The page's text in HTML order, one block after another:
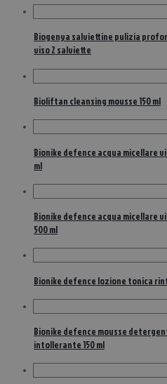
Biogenya salviettine pulizia
viso 2 salviette
Bioliftan cleansing mousse 150 ml
Bionike defence acqua micellare
ml
Bionike defence acqua micellare
500 ml
Bionike defence lozione tonica
Bionike defence mousse
intollerante 150 ml